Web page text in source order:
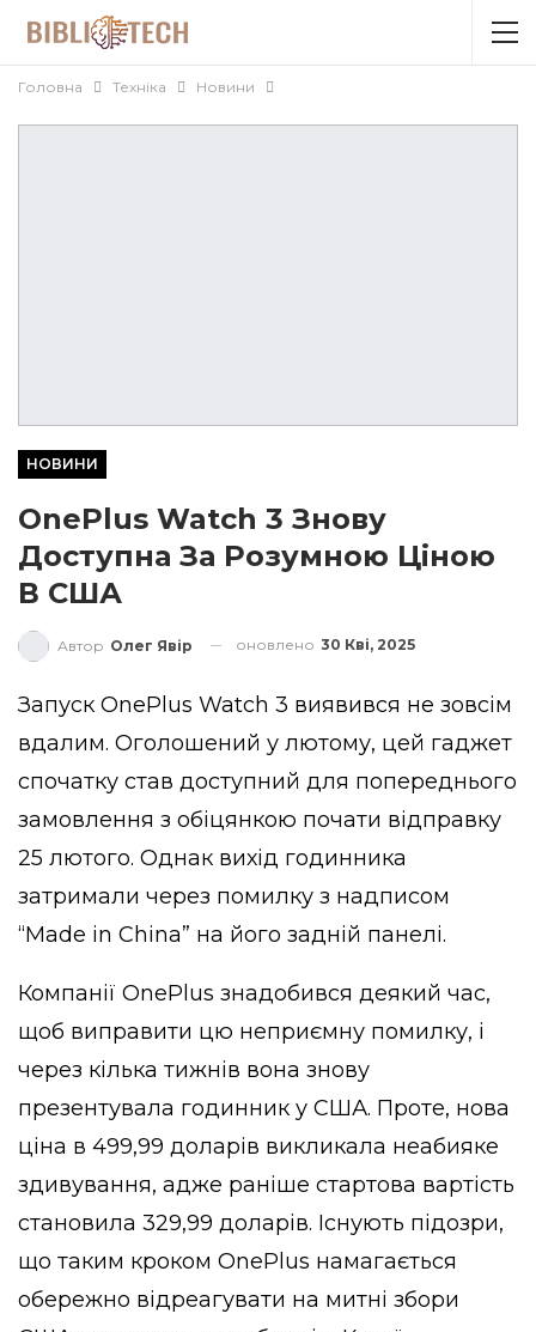
Головна Техніка Новини
НОВИНИ
OnePlus Watch 3 Знову
Доступна За Розумною Ціною
В США
Автор Олег Явір оновлено 30 Кві, 2025
Запуск OnePlus Watch 3 виявився не зовсім
вдалим. Оголошений у лютому, цей гаджет
спочатку став доступний для попереднього
замовлення з обіцянкою почати відправку
25 лютого. Однак вихід годинника
затримали через помилку з надписом
“Made in China” на його задній панелі.
Компанії OnePlus знадобився деякий час,
щоб виправити цю неприємну помилку, і
через кілька тижнів вона знову
презентувала годинник у США. Проте, нова
ціна в 499,99 доларів викликала неабияке
здивування, адже раніше стартова вартість
становила 329,99 доларів. Існують підозри,
що таким кроком OnePlus намагається
обережно відреагувати на митні збори